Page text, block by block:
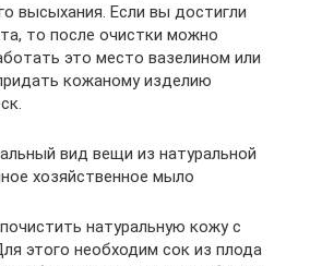
высыхания. Если вы достигли
то после очистки можно
это место вазелином или
кожаному изделию
вид вещи из натуральной
хозяйственное мыло
натуральную кожу с
этого необходим сок из плода